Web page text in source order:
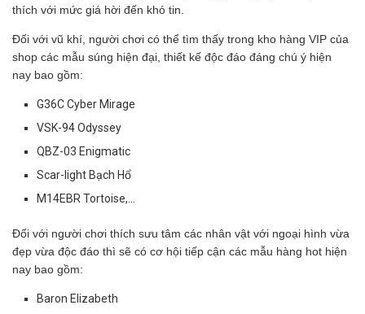
thích với mức giá hời đến khó tin.
Đối với vũ khí, người chơi có thể tìm thấy trong kho hàng VIP của
shop các mẫu súng hiện đại, thiết kế độc đáo đáng chú ý hiện
nay bao gồm:
G36C Cyber Mirage
VSK-94 Odyssey
QBZ-03 Enigmatic
Scar-light Bạch Hổ
M14EBR Tortoise,…
Đối với người chơi thích sưu tâm các nhân vật với ngoại hình vừa
đẹp vừa độc đáo thì sẽ có cơ hội tiếp cận các mẫu hàng hot hiện
nay bao gồm:
Baron Elizabeth